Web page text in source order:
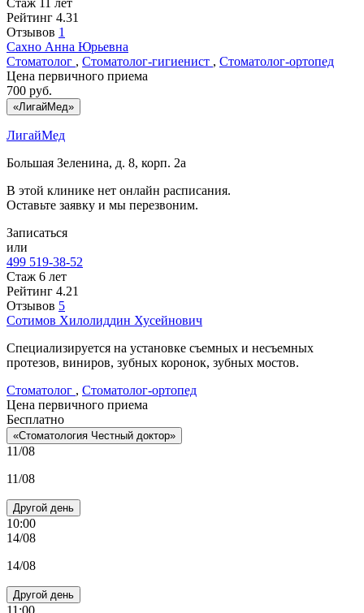
Рейтинг 4.31
Отзывов 1
Сахно Анна Юрьевна
Стоматолог , Стоматолог-гигиенист , Стоматолог-ортопед
Цена первичного приема
700 руб.
«ЛигайМед»
ЛигайМед
Большая Зеленина, д. 8, корп. 2а
В этой клинике нет онлайн расписания.
Оставьте заявку и мы перезвоним.
Записаться
или
499 519-38-52
Стаж 6 лет
Рейтинг 4.21
Отзывов 5
Сотимов Хилолиддин Хусейнович
Специализируется на установке съемных и несъемных
протезов, виниров, зубных коронок, зубных мостов.
Стоматолог , Стоматолог-ортопед
Цена первичного приема
Бесплатно
«Стоматология Честный доктор»
11/08
11/08
Другой день
10:00
14/08
14/08
Другой день
11:00